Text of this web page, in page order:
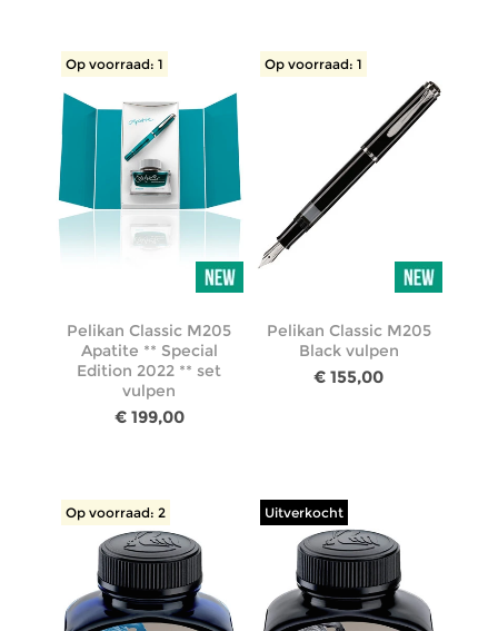
Op voorraad: 1
Pelikan Classic M205
Apatite ** Special
Edition 2022 ** set
vulpen
€ 199,00
Op voorraad: 1
Pelikan Classic M205
Black vulpen
€ 155,00
Op voorraad: 2 Uitverkocht